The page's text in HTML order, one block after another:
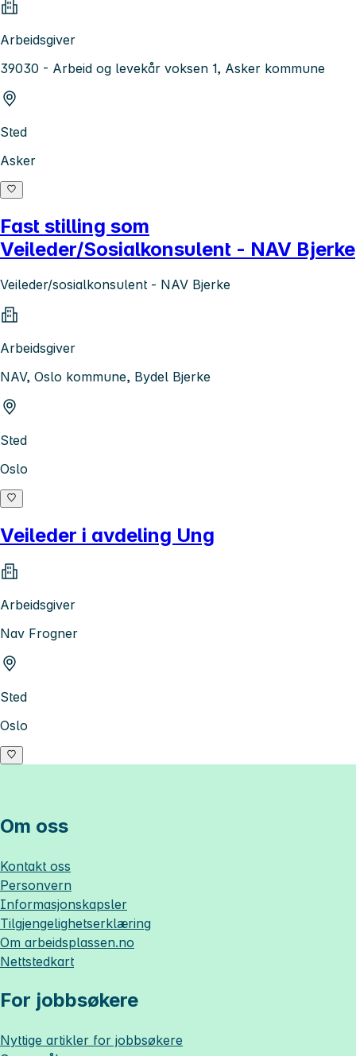
Arbeidsgiver
39030 - Arbeid og levekår voksen 1, Asker kommune
Sted
Asker
Fast stilling som
Veileder/Sosialkonsulent - NAV Bjerke
Veileder/sosialkonsulent - NAV Bjerke
Arbeidsgiver
NAV, Oslo kommune, Bydel Bjerke
Sted
Oslo
Veileder i avdeling Ung
Arbeidsgiver
Nav Frogner
Sted
Oslo
Om oss
Kontakt oss
Personvern
Informasjonskapsler
Tilgjengelighetserklæring
Om arbeidsplassen.no
Nettstedkart
For jobbsøkere
Nyttige artikler for jobbsøkere